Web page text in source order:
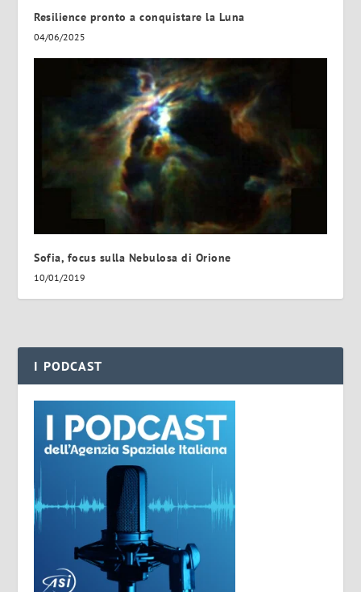
Resilience pronto a conquistare la Luna
04/06/2025
Sofia, focus sulla Nebulosa di Orione
10/01/2019
I PODCAST